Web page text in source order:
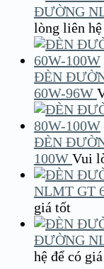
ĐƯỜNG
lòng liên
ĐÈN
60W-96W
ĐÈN
100W Vui
NLMT GT
giá tốt
ĐƯỜNG
hệ để có